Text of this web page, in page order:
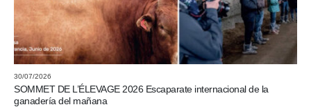
30/07/2026
SOMMET DE L’ÉLEVAGE 2026 Escaparate internacional de la
ganadería del mañana